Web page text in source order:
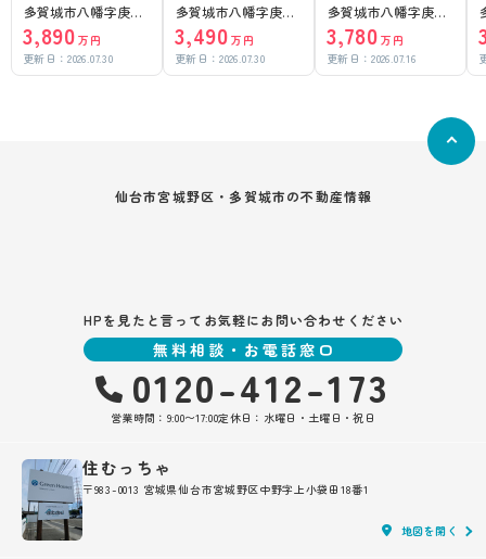
多賀城市八幡字庚田1
0号棟
3,890 万円
更新日：2026.07.30
多賀城市八幡字庚田
3号棟
3,490 万円
更新日：2026.07.30
多賀城市八幡字庚田
4号棟
3,780 万円
更新日：2026.07.16
仙台市宮城野区・多賀城市の不動産情報
HPを見たと言ってお気軽にお問い合わせください
無料相談・お電話窓口
0120-412-173
営業時間：9:00〜17:00定休日：水曜日・土曜日・祝日
住むっちゃ
〒983-0013 宮城県仙台市宮城野区中野字上小袋田18番1
地図を開く